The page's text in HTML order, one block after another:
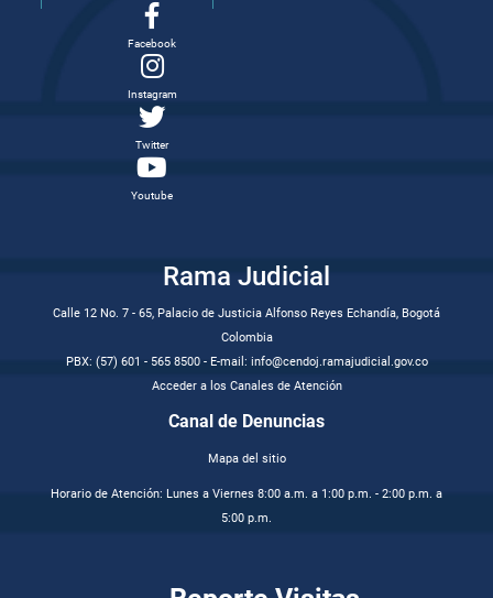
Facebook
Instagram
Twitter
Youtube
Rama Judicial
Calle 12 No. 7 - 65, Palacio de Justicia Alfonso Reyes Echandía, Bogotá
Colombia
PBX: (57) 601 - 565 8500 - E-mail: info@cendoj.ramajudicial.gov.co
Acceder a los Canales de Atención
Canal de Denuncias
Mapa del sitio
Horario de Atención: Lunes a Viernes 8:00 a.m. a 1:00 p.m. - 2:00 p.m. a
5:00 p.m.